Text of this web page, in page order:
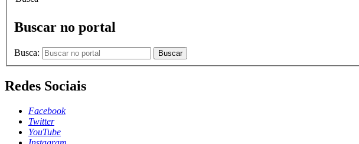
Buscar no portal
Busca: Buscar
Redes Sociais
Facebook
Twitter
YouTube